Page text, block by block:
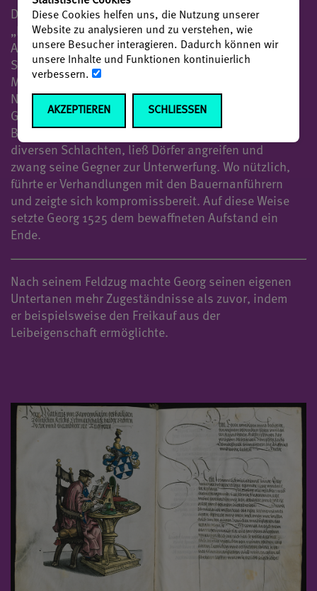
Diese Cookies helfen uns, die Nutzung unserer
Website zu analysieren und zu verstehen, wie
unsere Besucher interagieren. Dadurch können wir
unsere Inhalte und Funktionen kontinuierlich
verbessern.
AKZEPTIEREN SCHLIESSEN
Der Adelige Georg von Waldburg, auch bekannt als
„Bauernjörg”, war der Hauptgegner der
Aufständischen. Er diente den größeren Mächten in
Süddeutschland als Diplomat, Verwalter und
Militär, bis ihn der Schwäbische Bund mit der
Niederschlagung der Aufständischen beauftragte.
Georg führte ein wachsendes Heer in das
Bundesgebiet, zerschlug mehrere Bauernhaufen in
diversen Schlachten, ließ Dörfer angreifen und
zwang seine Gegner zur Unterwerfung. Wo nützlich,
führte er Verhandlungen mit den Bauernanführern
und zeigte sich kompromissbereit. Auf diese Weise
setzte Georg 1525 dem bewaffneten Aufstand ein
Ende.
Nach seinem Feldzug machte Georg seinen eigenen
Untertanen mehr Zugeständnisse als zuvor, indem
er beispielsweise den Freikauf aus der
Leibeigenschaft ermöglichte.